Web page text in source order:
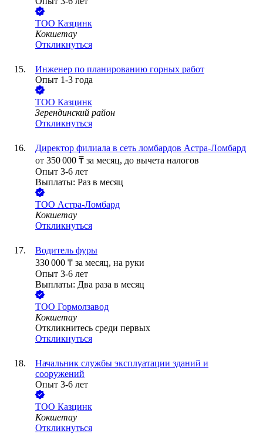
ТОО Казцинк
Кокшетау
Откликнуться
Инженер по планированию горных работ
Опыт 1-3 года
ТОО Казцинк
Зерендинский район
Откликнуться
Директор филиала в сеть ломбардов Астра-Ломбард
от 350 000 ₸ за месяц, до вычета налогов
Опыт 3-6 лет
Выплаты: Раз в месяц
ТОО Астра-Лoмбард
Кокшетау
Откликнуться
Водитель фуры
330 000 ₸ за месяц, на руки
Опыт 3-6 лет
Выплаты: Два раза в месяц
ТОО Гормолзавод
Кокшетау
Откликнитесь среди первых
Откликнуться
Начальник службы эксплуатации зданий и
сооружений
Опыт 3-6 лет
ТОО Казцинк
Кокшетау
Откликнуться